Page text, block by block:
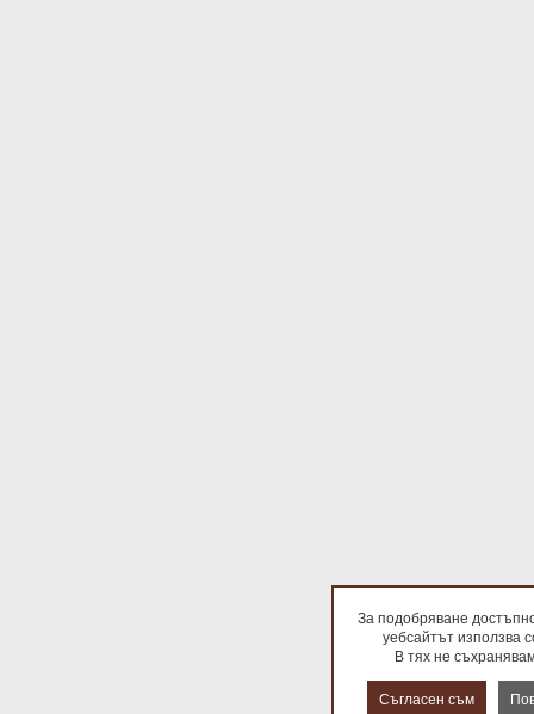
За подобряване
уебсайтът използва
В тях не
Съгласен съм